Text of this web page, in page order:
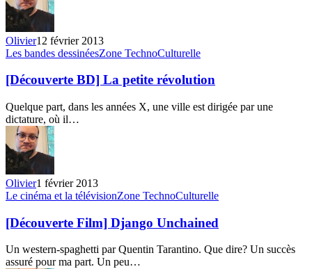
au
12
février
Olivier12 février 2013
[Découverte
La
petite
révolution
Les bandes dessinéesZone TechnoCulturelle
[Découverte BD] La petite révolution
Quelque part, dans les années X, une ville est dirigée par une
dictature, où il…
Olivier1 février 2013
[Découverte
Django
Unchained
Le cinéma et la télévisionZone TechnoCulturelle
[Découverte Film] Django Unchained
Un western-spaghetti par Quentin Tarantino. Que dire? Un succès
assuré pour ma part. Un peu…